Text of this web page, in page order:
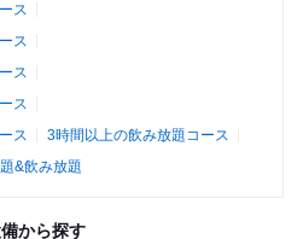
ス
ス
ス
ス
ス
3時間以上の飲み放題コース
&飲み放題
から探す